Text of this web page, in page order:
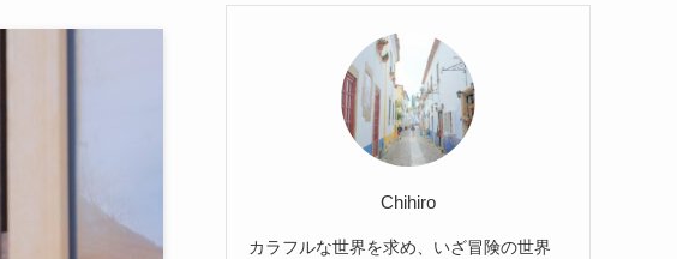
Chihiro
カラフルな世界を求め、いざ冒険の世界